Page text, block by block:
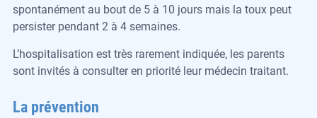
spontanément au bout de 5 à 10 jours mais la toux peut
persister pendant 2 à 4 semaines.
L’hospitalisation est très rarement indiquée, les parents
sont invités à consulter en priorité leur médecin traitant.
La prévention